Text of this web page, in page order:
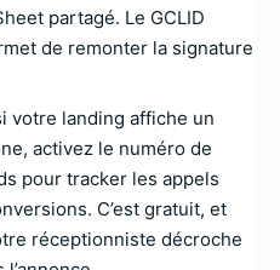
partagé. Le GCLID
de remonter la signature
votre landing affiche un
activez le numéro de
pour tracker les appels
C’est gratuit, et
réceptionniste décroche